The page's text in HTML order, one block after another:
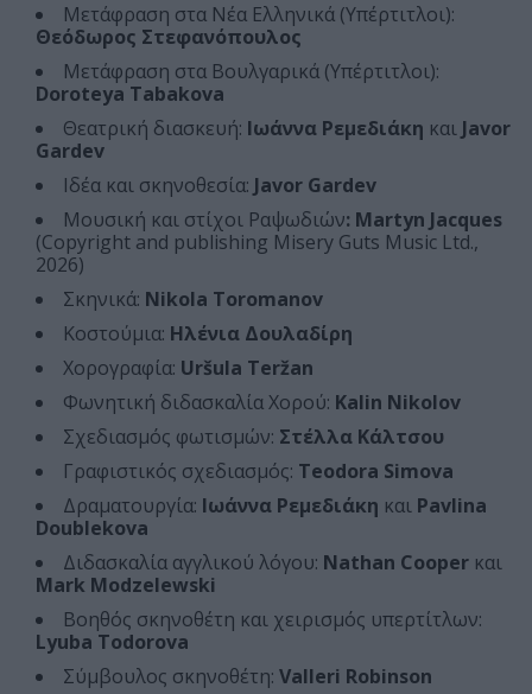
Μετάφραση στα Νέα Ελληνικά (Υπέρτιτλοι):
Θεόδωρος Στεφανόπουλος
Μετάφραση στα Βουλγαρικά (Υπέρτιτλοι):
Doroteya Tabakova
Θεατρική διασκευή: Ιωάννα Ρεμεδιάκη και Javor
Gardev
Ιδέα και σκηνοθεσία: Javor Gardev
Μουσική και στίχοι Ραψωδιών: Martyn Jacques
(Copyright and publishing Misery Guts Music Ltd.,
2026)
Σκηνικά: Nikola Toromanov
Κοστούμια: Ηλένια Δουλαδίρη
Χορογραφία: Uršula Teržan
Φωνητική διδασκαλία Χορού: Kalin Nikolov
Σχεδιασμός φωτισμών: Στέλλα Κάλτσου
Γραφιστικός σχεδιασμός: Teodora Simova
Δραματουργία: Ιωάννα Ρεμεδιάκη και Pavlina
Doublekova
Διδασκαλία αγγλικού λόγου: Nathan Cooper και
Mark Modzelewski
Βοηθός σκηνοθέτη και χειρισμός υπερτίτλων:
Lyuba Todorova
Σύμβουλος σκηνοθέτη: Valleri Robinson